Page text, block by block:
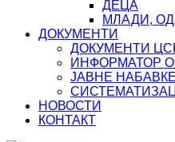
ДЕЦА
МЛАДИ,
ДОКУМЕНТИ
ДОКУМЕНТИ
ИНФОРМАТОР
ЈАВНЕ НАБАВКЕ
НОВОСТИ
КОНТАКТ